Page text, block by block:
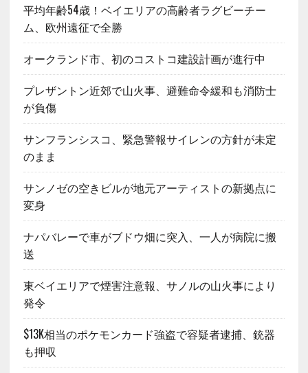
平均年齢54歳！ベイエリアの高齢者ラグビーチー
ム、欧州遠征で全勝
オークランド市、初のコストコ建設計画が進行中
プレザントン近郊で山火事、避難命令緩和も消防士
が負傷
サンフランシスコ、緊急警報サイレンの方針が未定
のまま
サンノゼの空きビルが地元アーティストの新拠点に
変身
ナパバレーで車がブドウ畑に突入、一人が病院に搬
送
東ベイエリアで煙害注意報、サノルの山火事により
発令
$13K相当のポケモンカード強盗で容疑者逮捕、銃器
も押収